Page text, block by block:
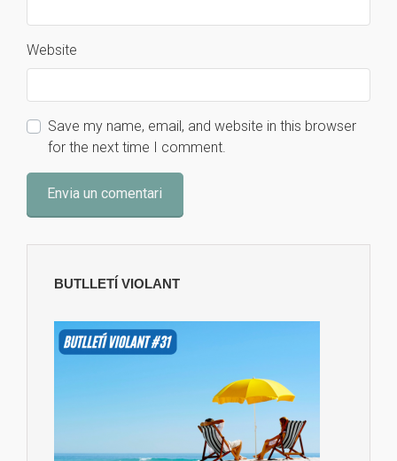
Website
Save my name, email, and website in this browser
for the next time I comment.
BUTLLETÍ VIOLANT